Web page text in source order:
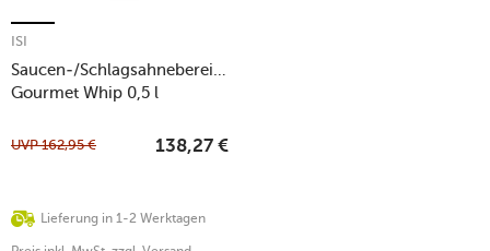
Saucen-/Schlagsahnebereiter
Gourmet Whip 0,5 l
ISI
Lieferung in 1-2 Werktagen
UVP162,95 € 138,27 €